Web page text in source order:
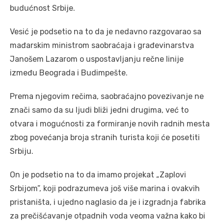
budućnost Srbije.
Vesić je podsetio na to da je nedavno razgovarao sa
mađarskim ministrom saobraćaja i građevinarstva
Janošem Lazarom o uspostavljanju rečne linije
između Beograda i Budimpešte.
Prema njegovim rečima, saobraćajno povezivanje ne
znači samo da su ljudi bliži jedni drugima, već to
otvara i mogućnosti za formiranje novih radnih mesta
zbog povećanja broja stranih turista koji će posetiti
Srbiju.
On je podsetio na to da imamo projekat „Zaplovi
Srbijom”, koji podrazumeva još više marina i ovakvih
pristaništa, i ujedno naglasio da je i izgradnja fabrika
za prečišćavanje otpadnih voda veoma važna kako bi